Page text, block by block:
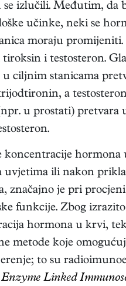
se izlučili. Međutim, da
učinke, neki se
moraju promijeniti.
i testosteron.
ciljnim stanicama
a
u prostati) pretvara
koncentracije hormona
uvjetima ili nakon
značajno je pri
funkcije. Zbog
hormona u krvi,
metode koje
to su
Enzyme Linked